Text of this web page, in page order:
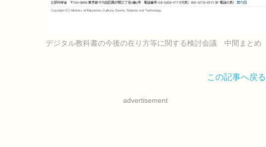
デジタル教科書の今後の在り方等に関する検討会議 中間まとめ
この記事へ戻る
advertisement